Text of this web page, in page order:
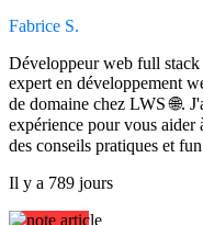
Fabrice S.
Développeur web full stack
expert en développement
de domaine chez LWS 🌐.
expérience pour vous
des conseils pratiques et
Il y a 789 jours